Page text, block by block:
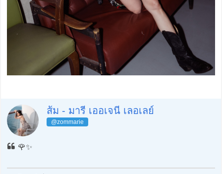
ส้ม - มารี เออเจนี เลอเลย์
@zommarie
🌹✨